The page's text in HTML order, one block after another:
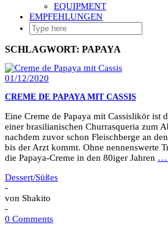
EQUIPMENT
EMPFEHLUNGEN
SCHLAGWORT: PAPAYA
01/12/2020
CREME DE PAPAYA MIT CASSIS
Eine Creme de Papaya mit Cassislikör ist
einer brasilianischen Churrasqueria zum
nachdem zuvor schon Fleischberge an
bis der Arzt kommt. Ohne nennenswerte
die Papaya-Creme in den 80iger Jahren …
Dessert/Süßes
-
von Shakito
-
0 Comments